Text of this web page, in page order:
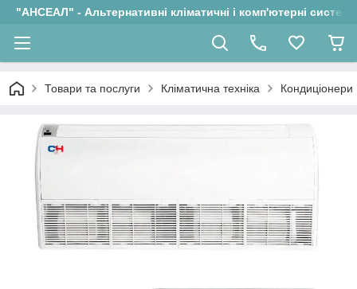
"АНСЕАЛ" - Альтернативні кліматичні і комп'ютерні системи
Товари та послуги Кліматична техніка Кондиціонери